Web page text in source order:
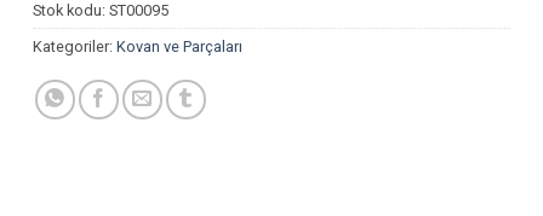
Stok kodu: ST00095
Kategoriler: Kovan ve Parçaları